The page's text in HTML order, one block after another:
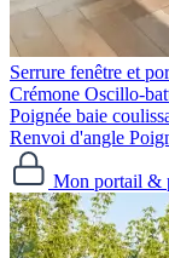
Serrure fenêtre et
Crémone Oscillo-
Poignée baie
Renvoi d'angle
Mon portail &